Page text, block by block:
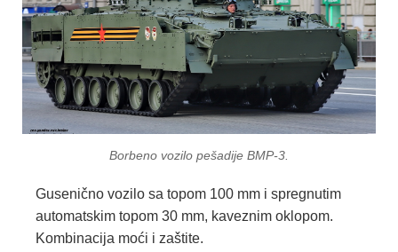
Borbeno vozilo pešadije BMP-3.
Gusenično vozilo sa topom 100 mm i spregnutim
automatskim topom 30 mm, kaveznim oklopom.
Kombinacija moći i zaštite.